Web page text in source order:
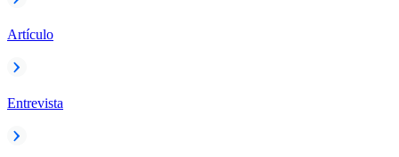
Artículo
Entrevista